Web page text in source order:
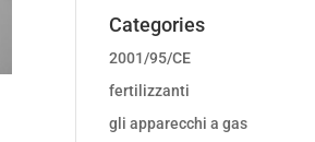
Categories
2001/95/CE
fertilizzanti
gli apparecchi a gas